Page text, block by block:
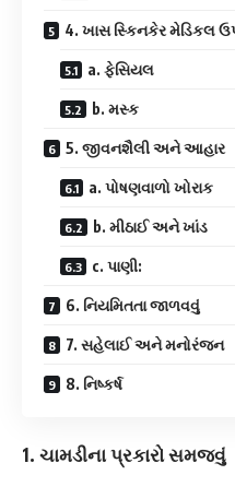
4. ખાસ સ્કિનકેર મેડિકલ
a. ફેસિયલ
b. મસ્ક
5. જીવનશૈલી અને આહાર
a. પોષણવાળો ખોરાક
b. મીઠાઈ અને ખાંડ
c. પાણી:
6. નિયમિતતા જાળવવું
7. સહેલાઈ અને મનોરંજન
8. નિષ્કર્ષ
1. ચામડીના પ્રકારો સમજવું